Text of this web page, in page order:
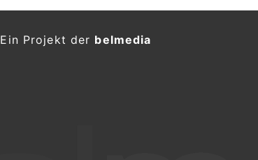
Ein Projekt der belmedia